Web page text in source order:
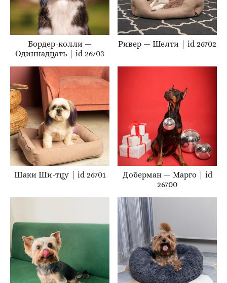
Бордер-колли —
Одиннадцать | id 26703
Ривер — Шелти | id 26702
Шаки Ши-тцу | id 26701
Доберман — Марго | id
26700